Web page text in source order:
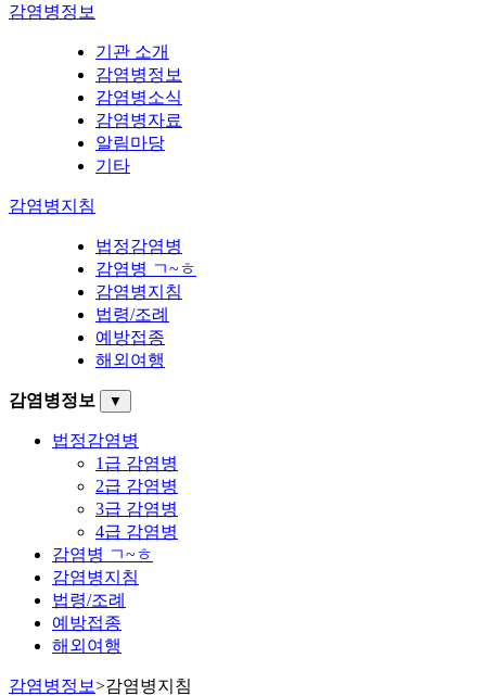
감염병정보
기관 소개
감염병정보
감염병소식
감염병자료
알림마당
기타
감염병지침
법정감염병
감염병 ㄱ~ㅎ
감염병지침
법령/조례
예방접종
해외여행
감염병정보 ▼
법정감염병
1급 감염병
2급 감염병
3급 감염병
4급 감염병
감염병 ㄱ~ㅎ
감염병지침
법령/조례
예방접종
해외여행
감염병정보>감염병지침